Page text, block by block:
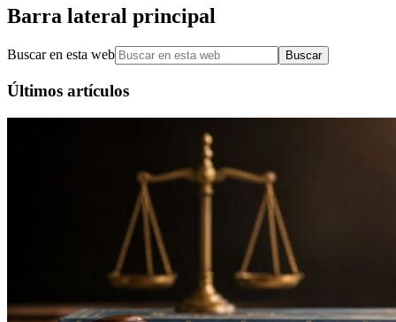
Barra lateral principal
Buscar en esta web
Últimos artículos